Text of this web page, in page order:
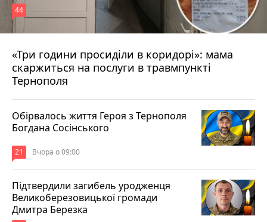
«Три години просиділи в коридорі»: мама
скаржиться на послуги в травмпункті
Тернополя
44
Вчора о 13:05
Обірвалось життя Героя з Тернополя
Богдана Сосінського
21 Вчора о 09:00
Підтвердили загибель уродженця
Великоберезовицької громади
Дмитра Березка